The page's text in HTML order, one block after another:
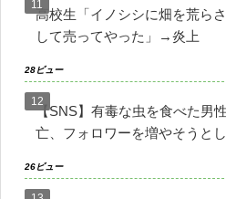
高校生「イノシシに畑を荒ら
して売ってやった」→炎上
28ビュー
【SNS】有毒な虫を食べた男
亡、フォロワーを増やそうと
26ビュー